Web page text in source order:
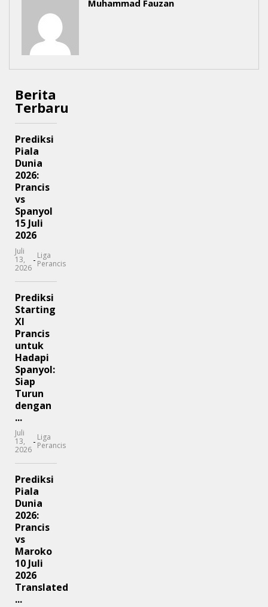
Muhammad Fauzan
Berita
Terbaru
Prediksi
Piala
Dunia
2026:
Prancis
vs
Spanyol
15 Juli
2026
Juli
13,
2026
- Liga
Perancis
Prediksi
Starting
XI
Prancis
untuk
Hadapi
Spanyol:
Siap
Turun
dengan
...
Juli
13,
2026
- Liga
Perancis
Prediksi
Piala
Dunia
2026:
Prancis
vs
Maroko
10 Juli
2026
Translated
...